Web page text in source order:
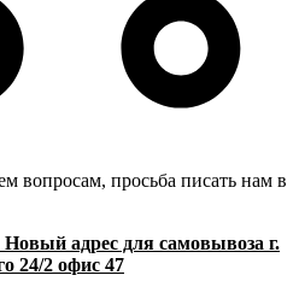
вопросам, просьба писать нам в
адрес для самовывоза г.
24/2 офис 47